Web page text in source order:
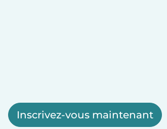
Inscrivez-vous maintenant